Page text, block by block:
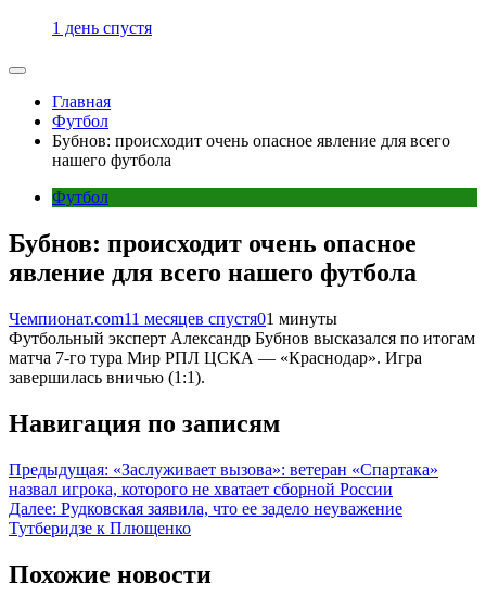
1 день спустя
Главная
Футбол
Бубнов: происходит очень опасное явление для всего
нашего футбола
Футбол
Бубнов: происходит очень опасное
явление для всего нашего футбола
Чемпионат.com11 месяцев спустя01 минуты
Футбольный эксперт Александр Бубнов высказался по итогам
матча 7-го тура Мир РПЛ ЦСКА — «Краснодар». Игра
завершилась вничью (1:1).
Навигация по записям
Предыдущая: «Заслуживает вызова»: ветеран «Спартака»
назвал игрока, которого не хватает сборной России
Далее: Рудковская заявила, что ее задело неуважение
Тутберидзе к Плющенко
Похожие новости